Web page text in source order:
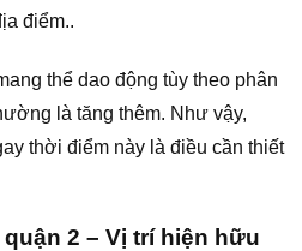
điểm..
thể dao động tùy theo phân
là tăng thêm. Như vậy,
thời điểm này là điều cần thiết
2 – Vị trí hiện hữu